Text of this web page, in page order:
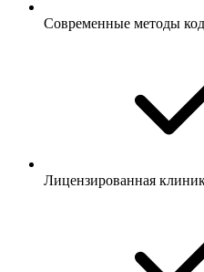
Современные методы
Лицензированная